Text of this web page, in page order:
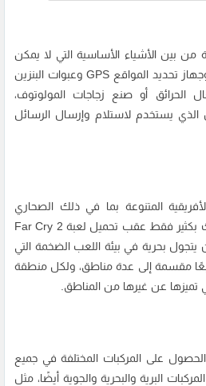
من بين الأشياء الأساسية التي لا يمكن
الاستغناء عنها، مثل الخرائط وجهاز تحديد المواقع GPS وعبوات البنزين
الحرائق أو صنع زجاجات المولوتوف،
الذي يستخدم لاستلام وإرسال الرسائل
المتنوعة بما في ذلك الصحاري
والغابات والجبال وأكثر من ذلك بكثير فقط عقب تحميل لعبة Far Cry 2
يتجول بحرية في بيئة اللعب الضخمة التي
مربعًا مقسمة إلى عدة مناطق، ولكل منطقة
تميزها عن غيرها من المناطق.
للاعب في فار كراي 2 الحصول على المركبات المختلفة في جميع
البرية والبحرية والجوية أيضًا، مثل